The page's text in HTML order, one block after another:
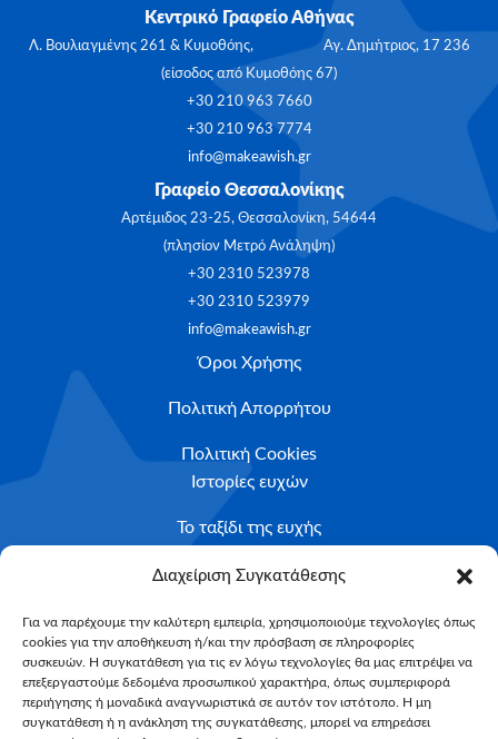
Διαχείριση Συγκατάθεσης
Για να παρέχουμε την καλύτερη εμπειρία, χρησιμοποιούμε τεχνολογίες όπως
cookies για την αποθήκευση ή/και την πρόσβαση σε πληροφορίες
συσκευών. Η συγκατάθεση για τις εν λόγω τεχνολογίες θα μας επιτρέψει να
επεξεργαστούμε δεδομένα προσωπικού χαρακτήρα, όπως συμπεριφορά
περιήγησης ή μοναδικά αναγνωριστικά σε αυτόν τον ιστότοπο. Η μη
συγκατάθεση ή η ανάκληση της συγκατάθεσης, μπορεί να επηρεάσει
Κεντρικό Γραφείο Αθήνας
Λ. Βουλιαγμένης 261 & Κυμοθόης, Αγ. Δημήτριος, 17 236
(είσοδος από Κυμοθόης 67)
+30 210 963 7660
+30 210 963 7774
info@makeawish.gr
Γραφείο Θεσσαλονίκης
Αρτέμιδος 23-25, Θεσσαλονίκη, 54644
(πλησίον Μετρό Ανάληψη)
+30 2310 523978
+30 2310 523979
info@makeawish.gr
Όροι Χρήσης
Πολιτική Απορρήτου
Πολιτική Cookies
Ιστορίες ευχών
Το ταξίδι της ευχής
Κριτήρια Καταλληλότητας
Υποβολή Αιτήματος
NEWSLETTER
Email*